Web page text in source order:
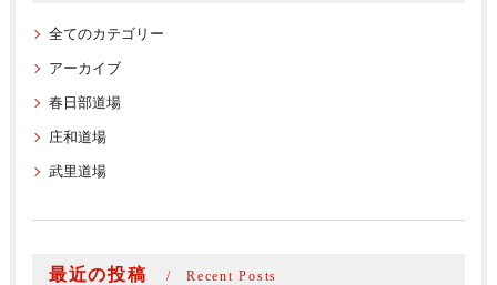
全てのカテゴリー
アーカイブ
春日部道場
庄和道場
武里道場
最近の投稿 Recent Posts